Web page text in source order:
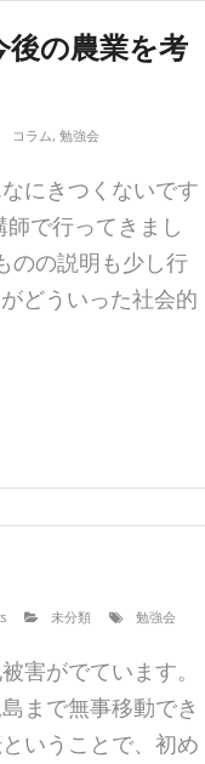
の農業を考
コラム,勉強会
にきつくないです
で行ってきまし
のの説明も少し行
どういった社会的
未分類 勉強会
害がでています。
まで無事移動でき
いうことで、初め